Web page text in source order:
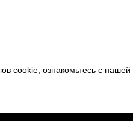
cookie, ознакомьтесь с нашей